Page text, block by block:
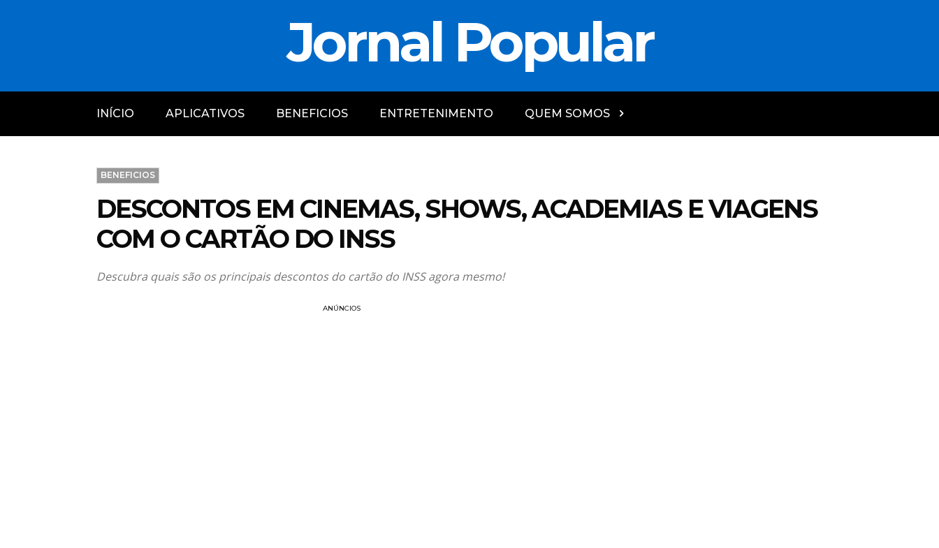
Jornal Popular
INÍCIO APLICATIVOS BENEFICIOS ENTRETENIMENTO QUEM SOMOS
BENEFICIOS
DESCONTOS EM CINEMAS, SHOWS, ACADEMIAS E VIAGENS
COM O CARTÃO DO INSS
Descubra quais são os principais descontos do cartão do INSS agora mesmo!
ANÚNCIOS